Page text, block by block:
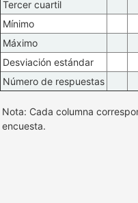
Tercer cuartil
Mínimo
Máximo
Desviación estándar
Número de respuestas
Nota: Cada columna
encuesta.